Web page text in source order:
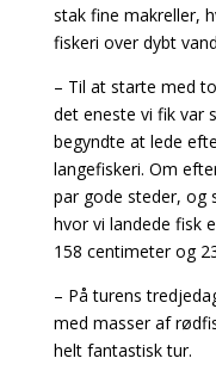
stak fine makreller,
fiskeri over dybt
– Til at starte med
det eneste vi fik var
begyndte at lede
langefiskeri. Om
par gode steder, og
hvor vi landede fisk
158 centimeter og
– På turens
med masser af
helt fantastisk tur.